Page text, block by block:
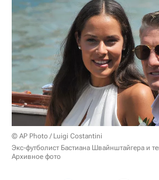
© AP Photo / Luigi Costantini
Экс-футболист Бастиана Швайнштайгера и
Архивное фото